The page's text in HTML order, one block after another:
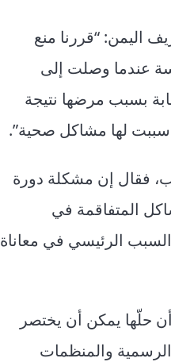
اليمن: “قررنا منع
عندما وصلت إلى
بسبب مرضها نتيجة
سببت لها مشاكل صحية”.
فقال إن مشكلة دورة
المتفاقمة في
السبب الرئيسي في معاناة
حلّها يمكن أن يختصر
الرسمية والمنظمات